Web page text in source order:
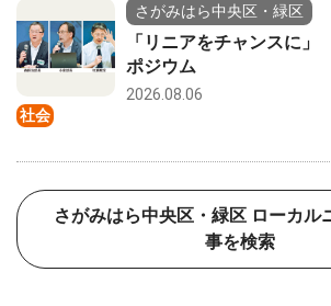
社会
さがみはら中央区・緑区
「リニアをチャンスに
ポジウム
2026.08.06
さがみはら中央区・緑区 ローカル
事を検索